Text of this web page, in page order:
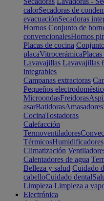
calorSecadoras de
evacuaciónSecadoras
Hornos Conjunto de
convencionalesHornos
Placas de cocina
placaVitrocerámica
Lavavajillas Lavavajillas
integrables
Campanas extractoras
Pequeños
MicroondasFreidoras
asarBatidorasAmasadores
CocinaTostadoras
Calefacción
Termoventiladores
TérmicosHumidificadores
Climatización
Calentadores de agua
Belleza y salud Cuidado
cabelloCuidado dental
Limpieza Limpieza a
Electrónica